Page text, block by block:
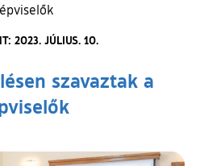
2023. JÚLIUS. 10.
szavaztak a